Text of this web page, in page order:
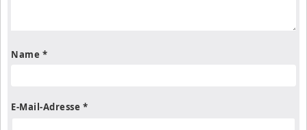
Name *
E-Mail-Adresse *